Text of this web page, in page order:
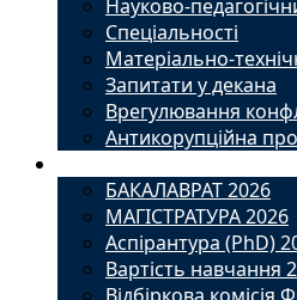
Науково-
Спеціальності
Матеріально-
Запитати у декана
Врегулювання
Антикорупційна
БАКАЛАВРАТ 2026
МАГІСТРАТУРА 2026
Аспірантура (PhD)
Вартість навчання